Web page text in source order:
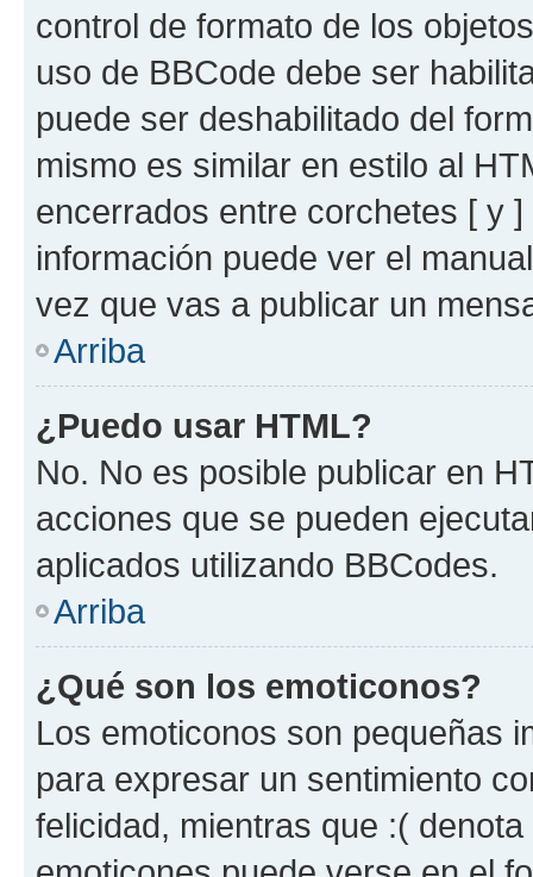
control de formato de los
uso de BBCode debe ser
puede ser deshabilitado del
mismo es similar en estilo al
encerrados entre corchetes [ y
información puede ver el
vez que vas a publicar un
Arriba
¿Puedo usar HTML?
No. No es posible publicar en
acciones que se pueden
aplicados utilizando BBCodes.
Arriba
¿Qué son los emoticonos?
Los emoticonos son pequeñas
para expresar un sentimiento
felicidad, mientras que :(